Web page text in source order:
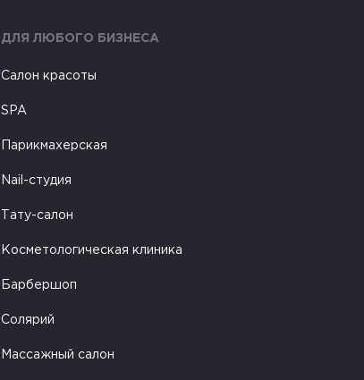
ДЛЯ ЛЮБОГО БИЗНЕСА
Салон красоты
SPA
Парикмахерская
Nail-студия
Тату-салон
Косметологическая клиника
Барбершоп
Солярий
Массажный салон